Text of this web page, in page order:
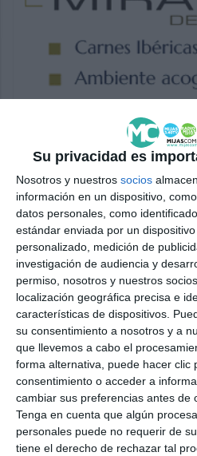
Su privacidad es
Nosotros y nuestros socios
información en un dispositivo,
datos personales, como
estándar enviada por un
personalizado, medición de
investigación de audiencia y
permiso, nosotros y nuestros
localización geográfica precisa e
características de dispositivos.
su consentimiento a nosotros y a
que llevemos a cabo el
forma alternativa, puede hacer clic
consentimiento o acceder a
cambiar sus preferencias antes de
Tenga en cuenta que algún
personales puede no requerir de
tiene el derecho de rechazar tal